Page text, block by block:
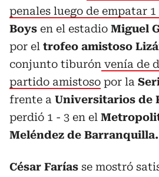
penales luego de empatar 1
Boys en el estadio Miguel
por el trofeo amistoso
conjunto tiburón venía de
partido amistoso por la
frente a Universitarios de
perdió 1 - 3 en el
Meléndez de Barranquilla.
César Farías se mostró